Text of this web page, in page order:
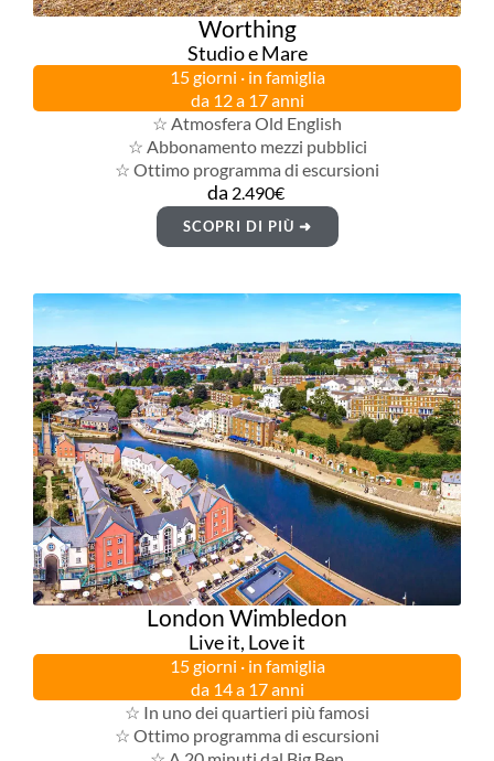
Worthing
Studio e Mare
15 giorni · in famiglia
da 12 a 17 anni
☆ Atmosfera Old English
☆ Abbonamento mezzi pubblici
☆ Ottimo programma di escursioni
da 2.490€
SCOPRI DI PIÙ ➜
London Wimbledon
Live it, Love it
15 giorni · in famiglia
da 14 a 17 anni
☆ In uno dei quartieri più famosi
☆ Ottimo programma di escursioni